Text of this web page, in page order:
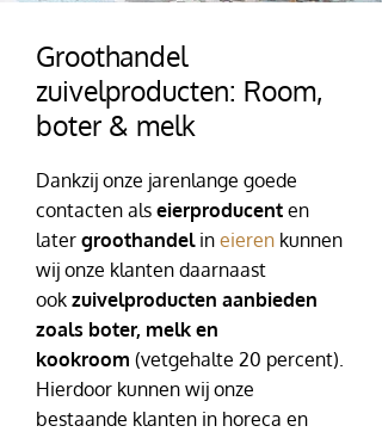
Groothandel
zuivelproducten: Room,
boter & melk
Dankzij onze jarenlange goede
contacten als eierproducent en
later groothandel in eieren kunnen
wij onze klanten daarnaast
ook zuivelproducten aanbieden
zoals boter, melk en
kookroom (vetgehalte 20 percent).
Hierdoor kunnen wij onze
bestaande klanten in horeca en